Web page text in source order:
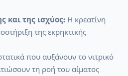
και της ισχύος: Η κρεατίνη
της εκρηκτικής
που αυξάνουν το νιτρικό
τη ροή του αίματος